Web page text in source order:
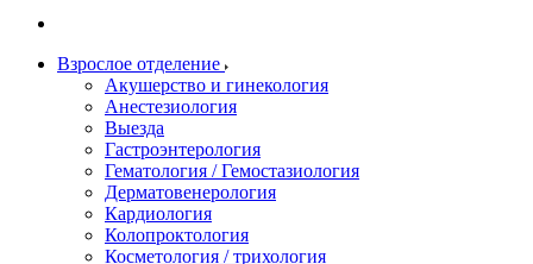
Взрослое отделение
Акушерство и гинекология
Анестезиология
Выезда
Гастроэнтерология
Гематология / Гемостазиология
Дерматовенерология
Кардиология
Колопроктология
Косметология / трихология